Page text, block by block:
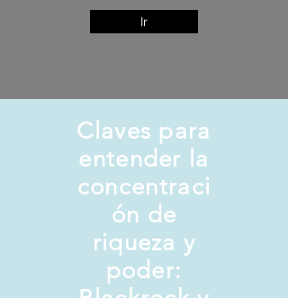
Ir
Claves para
entender la
concentraci
ón de
riqueza y
poder: